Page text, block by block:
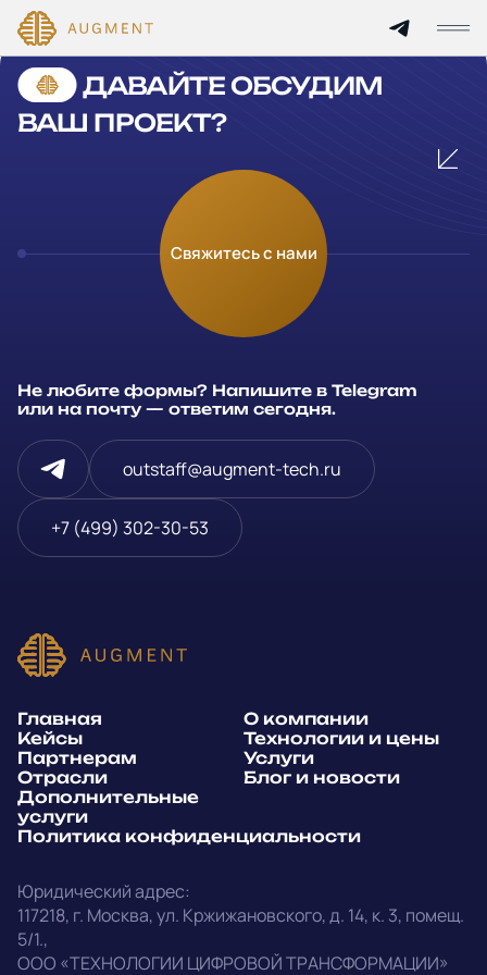
Написать в Telegram
outstaff@augment-tech.ru
Главная
Технологии и цены
Услуги
Отрасли
Блог и новости
Политика
конфиденциальности
Cannot find 'services' template with page 'detail'
ДАВАЙТЕ ОБСУДИМ
ВАШ ПРОЕКТ?
Свяжитесь с нами
Не любите формы? Напишите в Telegram
или на почту — ответим сегодня.
outstaff@augment-tech.ru
+7 (499) 302-30-53
Юридический адрес:
117218, г. Москва,ул. Кржижановского, д. 14, к. 3, помещ.
5/1.,
ООО «ТЕХНОЛОГИИ ЦИФРОВОЙ ТРАНСФОРМАЦИИ»
Главная
О компании
Кейсы
Технологии и цены
Партнерам
Услуги
Отрасли
Блог и новости
Дополнительные
услуги
Политика конфиденциальности
Оставьте заявку
Заполните и отправьте данные и мы свяжемся с вами в
течение рабочего дня
Компания
Телефон*
E-mail
Telegram
WhatsApp
E-mail
Позвонить
Напишите, какие специалисты, в каком количестве и как
срочно нужны на ваш проект
Прикрепить файл